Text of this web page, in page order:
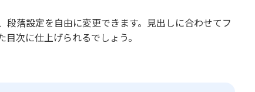
落設定を自由に変更できます。見出しに合わせてフ
次に仕上げられるでしょう。